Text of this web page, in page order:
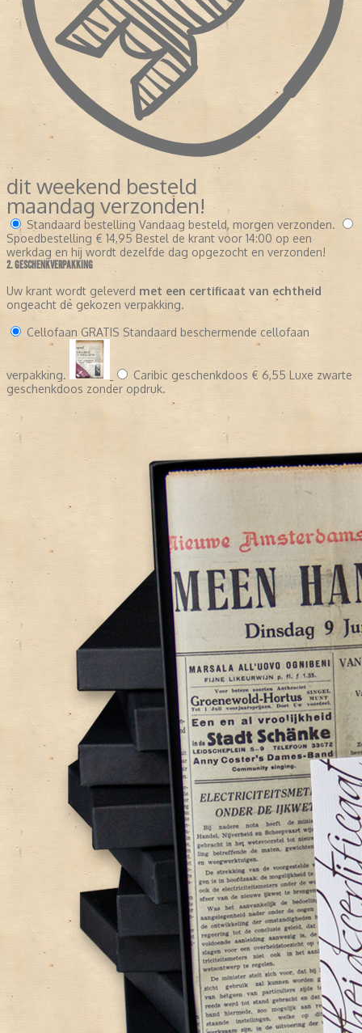
dit weekend besteld
maandag verzonden!
Standaard bestelling Vandaag besteld, morgen verzonden.
Spoedbestelling € 14,95 Bestel de krant voor 14:00 op een
werkdag en hij wordt dezelfde dag opgezocht en verzonden!
2. GESCHENKVERPAKKING
Uw krant wordt geleverd met een certificaat van echtheid
ongeacht de gekozen verpakking.
Cellofaan GRATIS Standaard beschermende cellofaan
verpakking. Caribic geschenkdoos € 6,55 Luxe zwarte
geschenkdoos zonder opdruk.